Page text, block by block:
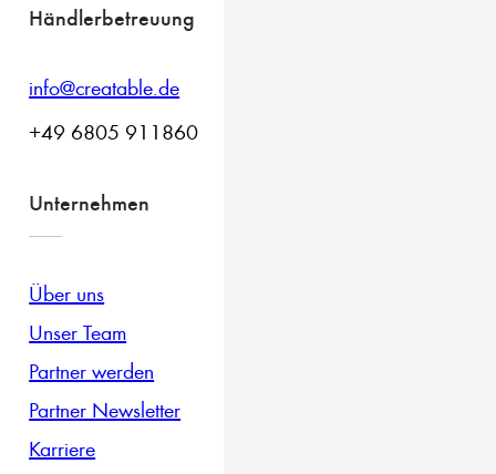
Händlerbetreuung
info@creatable.de
+49 6805 911860
Unternehmen
Über uns
Unser Team
Partner werden
Partner Newsletter
Karriere